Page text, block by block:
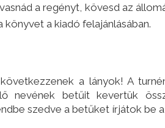
a regényt, kövesd az
a kiadó felajánlásában.
a lányok! A
nevének betűit kevertük
szedve a betűket írjátok be